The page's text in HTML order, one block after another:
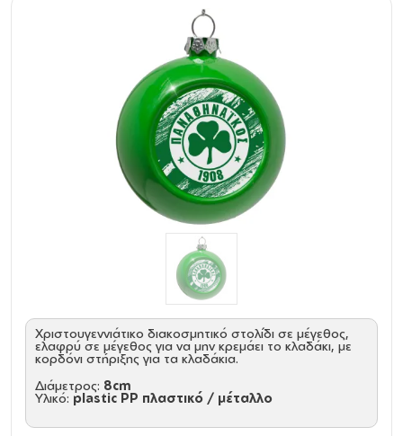
Χριστουγεννιάτικο διακοσμητικό στολίδι σε μέγεθος,
ελαφρύ σε μέγεθος για να μην κρεμάει το κλαδάκι, με
κορδόνι στήριξης για τα κλαδάκια.
Διάμετρος: 8cm
Υλικό: plastic PP πλαστικό / μέταλλο